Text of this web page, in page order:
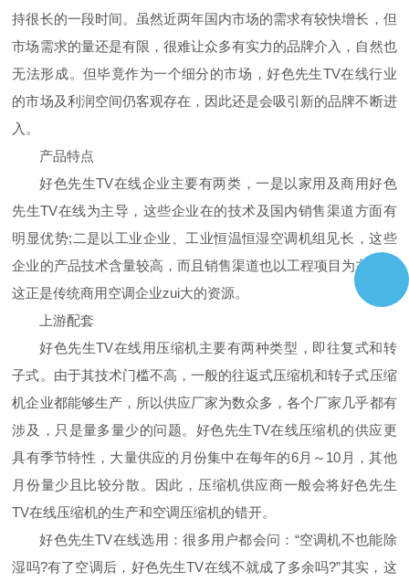
持很长的一段时间。虽然近两年国内市场的需求有较快增长，但
市场需求的量还是有限，很难让众多有实力的品牌介入，自然也
无法形成。但毕竟作为一个细分的市场，好色先生TV在线行业
的市场及利润空间仍客观存在，因此还是会吸引新的品牌不断进
入。
产品特点
好色先生TV在线企业主要有两类，一是以家用及商用好色
先生TV在线为主导，这些企业在的技术及国内销售渠道方面有
明显优势;二是以工业企业、工业恒温恒湿空调机组见长，这些
企业的产品技术含量较高，而且销售渠道也以工程项目为主，而
这正是传统商用空调企业zui大的资源。
上游配套
好色先生TV在线用压缩机主要有两种类型，即往复式和转
子式。由于其技术门槛不高，一般的往返式压缩机和转子式压缩
机企业都能够生产，所以供应厂家为数众多，各个厂家几乎都有
涉及，只是量多量少的问题。好色先生TV在线压缩机的供应更
具有季节特性，大量供应的月份集中在每年的6月～10月，其他
月份量少且比较分散。因此，压缩机供应商一般会将好色先生
TV在线压缩机的生产和空调压缩机的错开。
好色先生TV在线选用：很多用户都会问：“空调机不也能除
湿吗?有了空调后，好色先生TV在线不就成了多余吗?”其实，这